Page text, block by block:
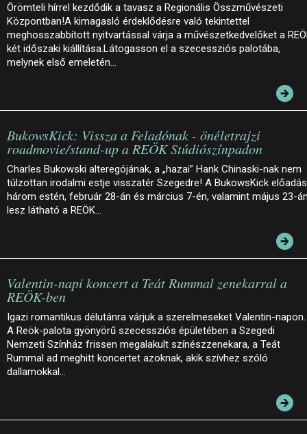
Örömteli hírrel kezdődik a tavasz a Regionális Összművészeti
Központban!A kimagasló érdeklődésre való tekintettel
meghosszabbított nyitvartással várja a művészetkedvelőket a
két időszaki kiállítása.Látogasson el a szecessziós palotába,
melynek első emeletén…
BukowsKick: Vissza a Feladónak - önéletrajzi
roadmovie/stand-up a REÖK Stúdiószínpadon
Charles Bukowski alteregójának, a „hazai” Hank Chinaski-nak nem
túlzottan irodalmi estje visszatér Szegedre! A BukowsKick
három estén, február 28-án és március 7-én, valamint május 23-
lesz látható a REÖK…
Valentin-napi koncert a Teát Rummal zenekarral a
REÖK-ben
Igazi romantikus délutánra várjuk a szerelmeseket Valentin-napon.
A Reök-palota gyönyörű szecessziós épületében a Szegedi
Nemzeti Színház frissen megalakult színészzenekara, a Teát
Rummal ad meghitt koncertet azoknak, akik szívhez szóló
dallamokkal…